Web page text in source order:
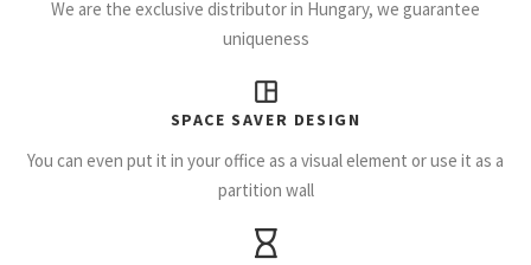
We are the exclusive distributor in Hungary, we guarantee
uniqueness
SPACE SAVER DESIGN
You can even put it in your office as a visual element or use it as a
partition wall